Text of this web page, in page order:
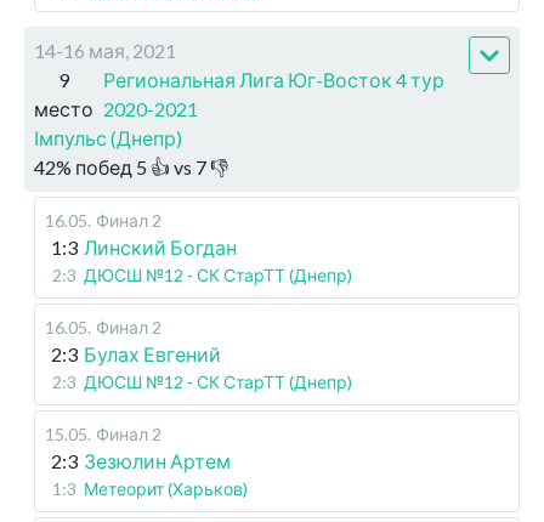
14-16 мая, 2021
9
место
Региональная Лига Юг-Восток 4 тур
2020-2021
Імпульс (Днепр)
42% побед 5 👍 vs 7👎
16.05. Финал 2
1:3 Линский Богдан
2:3 ДЮСШ №12 - СК СтарТТ (Днепр)
16.05. Финал 2
2:3 Булах Евгений
2:3 ДЮСШ №12 - СК СтарТТ (Днепр)
15.05. Финал 2
2:3 Зезюлин Артем
1:3 Метеорит (Харьков)